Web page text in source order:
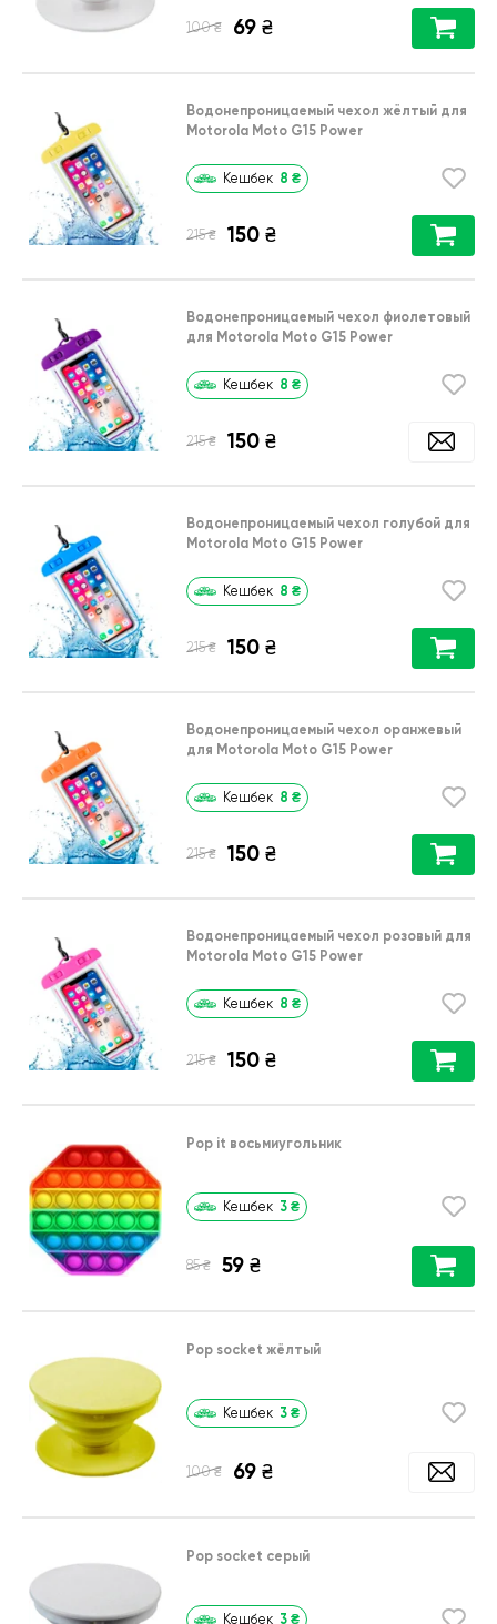
100 ₴ 69 ₴
Водонепроницаемый чехол жёлтый для
Motorola Moto G15 Power
Кешбек 8 ₴
215 ₴ 150 ₴
Водонепроницаемый чехол фиолетовый
для Motorola Moto G15 Power
Кешбек 8 ₴
215 ₴ 150 ₴
Водонепроницаемый чехол голубой для
Motorola Moto G15 Power
Кешбек 8 ₴
215 ₴ 150 ₴
Водонепроницаемый чехол оранжевый
для Motorola Moto G15 Power
Кешбек 8 ₴
215 ₴ 150 ₴
Водонепроницаемый чехол розовый для
Motorola Moto G15 Power
Кешбек 8 ₴
215 ₴ 150 ₴
Pop it восьмиугольник
Кешбек 3 ₴
85 ₴ 59 ₴
Pop socket жёлтый
Кешбек 3 ₴
100 ₴ 69 ₴
Pop socket серый
Кешбек 3 ₴